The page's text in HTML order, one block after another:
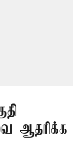
ஆதரிக்க